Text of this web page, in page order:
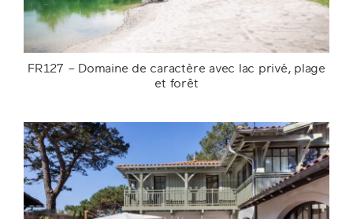
FR127 – Domaine de caractère avec lac
privé, plage et forêt
FR127 – Domaine de caractère avec lac privé, plage
et forêt